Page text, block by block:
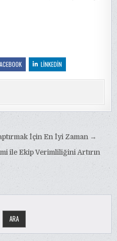
LINKEDIN
İçin En İyi Zaman →
ile Ekip Verimliliğini Artırın
ARA